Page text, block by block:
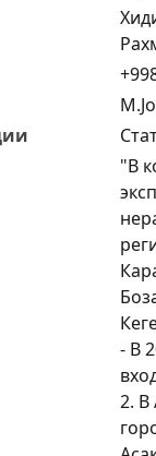
"В
- В
2. В